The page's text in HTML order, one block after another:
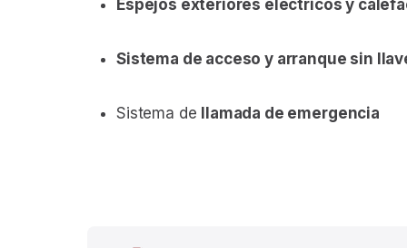
Espejos exteriores eléctricos y
Sistema de acceso y arranque sin
Sistema de llamada de emergencia